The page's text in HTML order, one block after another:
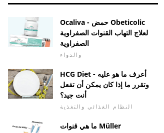
Ocaliva - حمض Obeticolic
لعلاج التهاب القنوات الصفراوية
الصفراوية
والدواء
HCG Diet - أعرف ما هو عليه
وتقرر ما إذا كان يمكن أن تفعل
أنت جيد؟
النظام الغذائي والتغذية
ما هي قنوات Müller